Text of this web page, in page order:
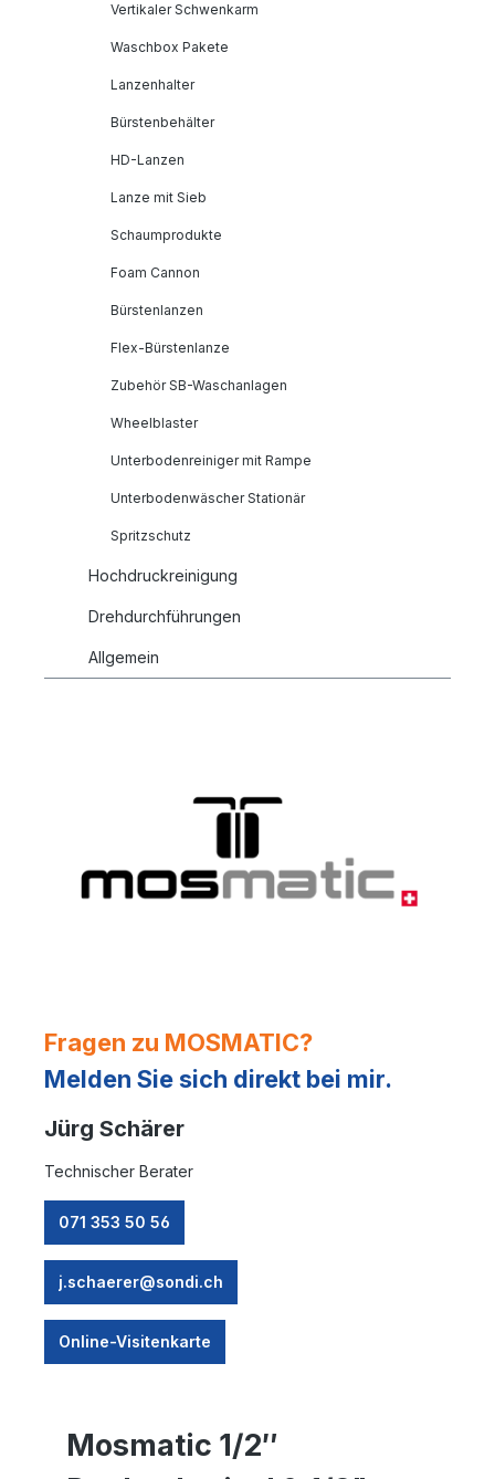
Vertikaler Schwenkarm
Waschbox Pakete
Lanzenhalter
Bürstenbehälter
HD-Lanzen
Lanze mit Sieb
Schaumprodukte
Foam Cannon
Bürstenlanzen
Flex-Bürstenlanze
Zubehör SB-Waschanlagen
Wheelblaster
Unterbodenreiniger mit Rampe
Unterbodenwäscher Stationär
Spritzschutz
Hochdruckreinigung
Drehdurchführungen
Allgemein
Fragen zu MOSMATIC?
Melden Sie sich direkt bei mir.
Jürg Schärer
Technischer Berater
071 353 50 56
j.schaerer@sondi.ch
Online-Visitenkarte
Mosmatic 1/2″